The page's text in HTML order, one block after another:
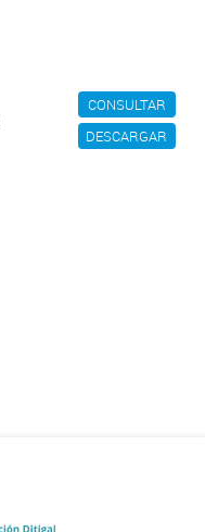
CONSULTAR
DESCARGAR